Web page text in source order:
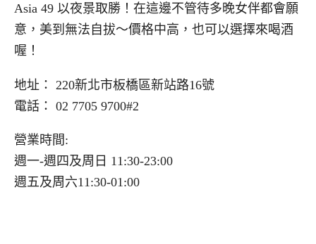
Asia 49 以夜景取勝！在這邊不管待多晚女伴都會願
意，美到無法自拔～價格中高，也可以選擇來喝酒
喔！
地址： 220新北市板橋區新站路16號
電話： 02 7705 9700#2
營業時間:
週一-週四及周日 11:30-23:00
週五及周六11:30-01:00